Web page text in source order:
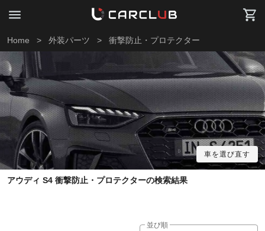
Home > 外装パーツ > 衝撃防止・プロテクター
車を選び直す
アウディ S4 衝撃防止・プロテクターの検索結果
並び順